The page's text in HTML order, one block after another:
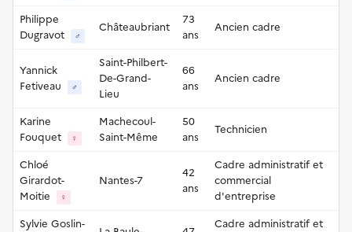
Philippe
Dugravot
♂
Châteaubriant
73
ans
Ancien cadre
Yannick
Fetiveau
♂
Saint-Philbert-
De-Grand-
Lieu
66
ans
Ancien cadre
Karine
Fouquet
♀
Machecoul-
Saint-Même
50
ans
Technicien
Chloé
Girardot-
Moitie
♀
Nantes-7
42
ans
Cadre administratif et
commercial
d'entreprise
Sylvie Goslin-
Cadre administratif et